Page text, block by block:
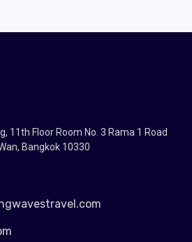
11th Floor Room No. 3 Rama 1 Road
Bangkok 10330